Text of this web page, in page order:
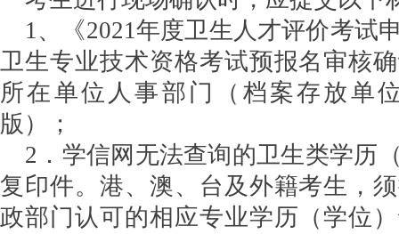
1、《2021年度卫生人才评价考试
卫生专业技术资格考试预报名审核
所在单位人事部门（档案存放单
版）；
2．学信网无法查询的卫生类学历
复印件。港、澳、台及外籍考生，
政部门认可的相应专业学历（学位